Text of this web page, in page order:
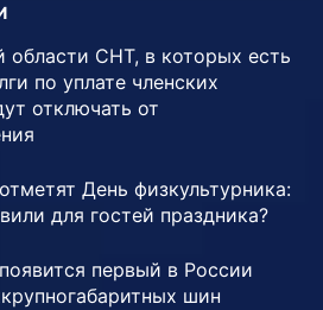
области СНТ, в которых есть
по уплате членских
отключать от
День физкультурника:
для гостей праздника?
первый в России
шин